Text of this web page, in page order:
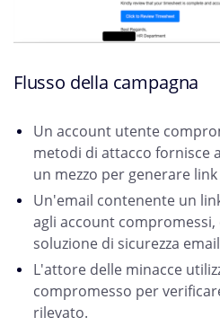
Flusso della campagna
Un account utente
metodi di attacco fornisce
un mezzo per generare
Un'email contenente un
agli account compromessi,
soluzione di sicurezza
L'attore delle minacce
compromesso per
rilevato.